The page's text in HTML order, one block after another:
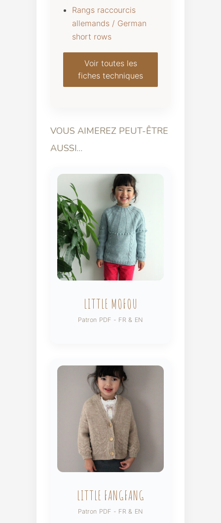
Rangs raccourcis
allemands / German
short rows
Voir toutes les
fiches techniques
VOUS AIMEREZ PEUT-ÊTRE
AUSSI…
LITTLE MOFOU
Patron PDF - FR & EN
LITTLE FANGFANG
Patron PDF - FR & EN